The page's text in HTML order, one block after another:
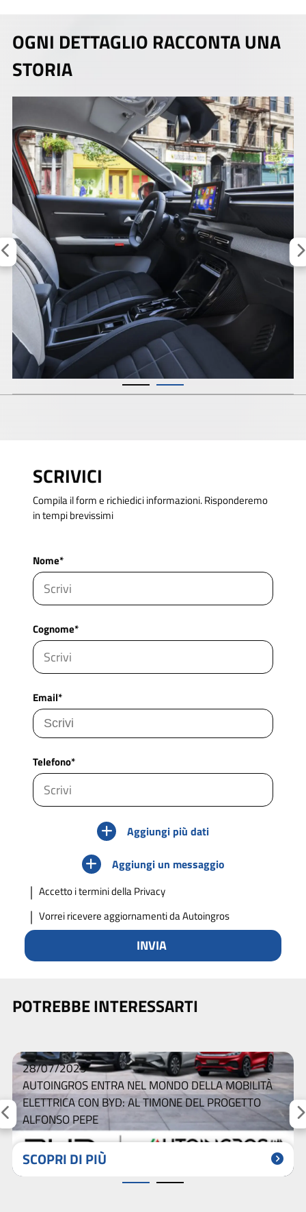
OGNI DETTAGLIO RACCONTA UNA
STORIA
SCRIVICI
Compila il form e richiedici informazioni. Risponderemo
in tempi brevissimi
Nome*
Cognome*
Email*
Telefono*
Aggiungi più dati
Aggiungi un messaggio
Accettoi termini della Privacy
Vorrei ricevere aggiornamenti da Autoingros
INVIA
POTREBBE INTERESSARTI
28/07/2025
AUTOINGROS ENTRA NEL MONDO DELLA MOBILITÀ
ELETTRICA CON BYD: AL TIMONE DEL PROGETTO
ALFONSO PEPE
SCOPRI DI PIÙ